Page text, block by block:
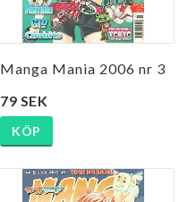
Manga Mania 2006 nr 3
79 SEK
KÖP